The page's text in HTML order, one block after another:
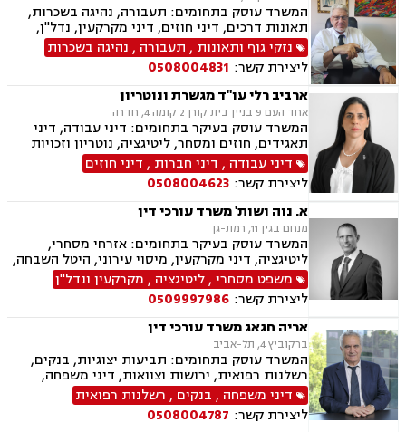
המשרד עוסק בתחומים: תעבורה, נהיגה בשכרות,
תאונות דרכים, דיני חוזים, דיני מקרקעין, נדל"ן,
עסקאות מכר דירה, ליקויי בנייה, ירושות וצוואות,
דיור מוגן, נזיקין, דיני תאגידים, זכויות אדם, לשון
ובניה
נזקי גוף ותאונות , תעבורה , נהיגה בשכרות
ליצירת קשר: 0508004831
ארביב רלי עו"ד מגשרת ונוטריון
אחד העם 9 בניין בית קורן 2 קומה 4, חדרה
המשרד עוסק בעיקר בתחומים: דיני עבודה, דיני
תאגידים, חוזים ומסחר, ליטיגציה, נוטריון וזכויות
נשים בהריון.
דיני עבודה , דיני חברות , דיני חוזים
ליצירת קשר: 0508004623
א. נוה ושות' משרד עורכי דין
מנחם בגין 11, רמת-גן
המשרד עוסק בעיקר בתחומים: אזרחי מסחרי,
ליטיגציה, דיני מקרקעין, מיסוי עירוני, היטל השבחה,
דיני חברות, ליווי עסקי, עסקאות מכר דירה, צווי
הריסה
משפט מסחרי,ליטיגציה , מקרקעין ונדל"ן
ליצירת קשר: 0509997986
אריה חגאג משרד עורכי דין
ברקוביץ 4, תל-אביב
המשרד עוסק בתחומים: תביעות יצוגיות, בנקים,
רשלנות רפואית, ירושות וצוואות, דיני משפחה,
ידועים בציבור, דיני מקרקעין, גירושין, דיני תאגידים,
פשיטת רגל
דיני משפחה , בנקים , רשלנות רפואית
ליצירת קשר: 0508004787